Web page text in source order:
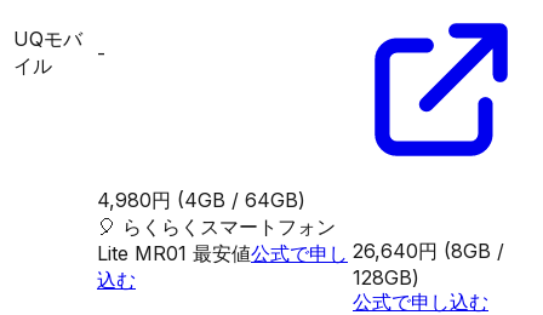
UQモバ
イル
-
4,980円 (4GB / 64GB)
🎈 らくらくスマートフォン
Lite MR01 最安値公式で申し
込む
26,640円 (8GB /
128GB)
公式で申し込む